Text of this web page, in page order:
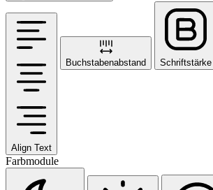
Align Text
Buchstabenabstand Schriftstärke
Farbmodule